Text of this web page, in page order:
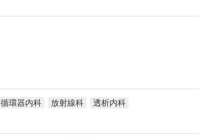
循環器内科 放射線科 透析内科